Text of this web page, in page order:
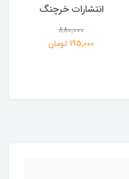
انتشارات خرچنگ
880,000
195,000 تومان